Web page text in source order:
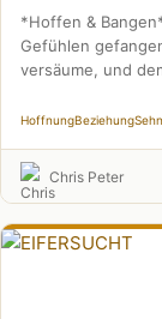
*Hoffen &
Gefühlen
versäume, und
HoffnungBeziehung
Chris Peter